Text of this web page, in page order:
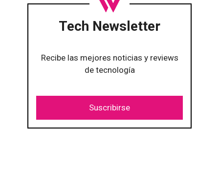
Tech Newsletter
Recibe las mejores noticias y reviews
de tecnología
Suscribirse